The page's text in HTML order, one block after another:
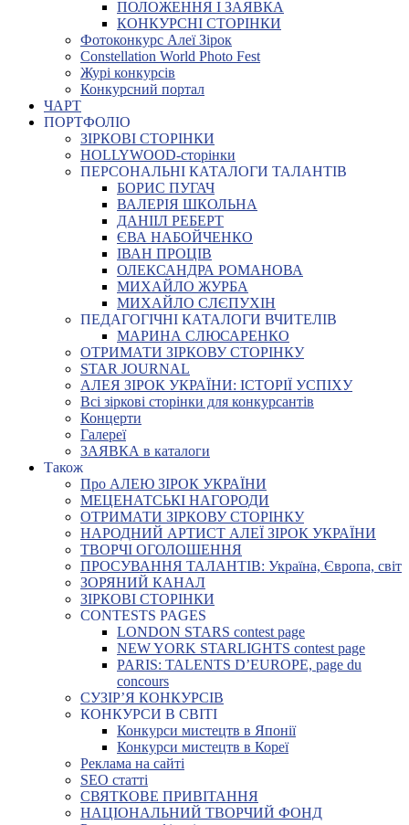
ПОЛОЖЕННЯ І ЗАЯВКА
КОНКУРСНІ СТОРІНКИ
Фотоконкурс Алеї Зірок
Constellation World Photo Fest
Журі конкурсів
Конкурсний портал
ЧАРТ
ПОРТФОЛІО
ЗІРКОВІ СТОРІНКИ
HOLLYWOOD-сторінки
ПЕРСОНАЛЬНІ КАТАЛОГИ ТАЛАНТІВ
БОРИС ПУГАЧ
ВАЛЕРІЯ ШКОЛЬНА
ДАНІІЛ РЕБЕРТ
ЄВА НАБОЙЧЕНКО
ІВАН ПРОЦІВ
ОЛЕКСАНДРА РОМАНОВА
МИХАЙЛО ЖУРБА
МИХАЙЛО СЛЄПУХІН
ПЕДАГОГІЧНІ КАТАЛОГИ ВЧИТЕЛІВ
МАРИНА СЛЮСАРЕНКО
ОТРИМАТИ ЗІРКОВУ СТОРІНКУ
STAR JOURNAL
АЛЕЯ ЗІРОК УКРАЇНИ: ІСТОРІЇ УСПІХУ
Всі зіркові сторінки для конкурсантів
Концерти
Галереї
ЗАЯВКА в каталоги
Також
Про АЛЕЮ ЗІРОК УКРАЇНИ
МЕЦЕНАТСЬКІ НАГОРОДИ
ОТРИМАТИ ЗІРКОВУ СТОРІНКУ
НАРОДНИЙ АРТИСТ АЛЕЇ ЗІРОК УКРАЇНИ
ТВОРЧІ ОГОЛОШЕННЯ
ПРОСУВАННЯ ТАЛАНТІВ: Україна, Європа, світ
ЗОРЯНИЙ КАНАЛ
ЗІРКОВІ СТОРІНКИ
CONTESTS PAGES
LONDON STARS contest page
NEW YORK STARLIGHTS contest page
PARIS: TALENTS D’EUROPE, page du
concours
СУЗІР’Я КОНКУРСІВ
КОНКУРСИ В СВІТІ
Конкурси мистецтв в Японії
Конкурси мистецтв в Кореї
Реклама на сайті
SEO статті
СВЯТКОВЕ ПРИВІТАННЯ
НАЦІОНАЛЬНИЙ ТВОРЧИЙ ФОНД